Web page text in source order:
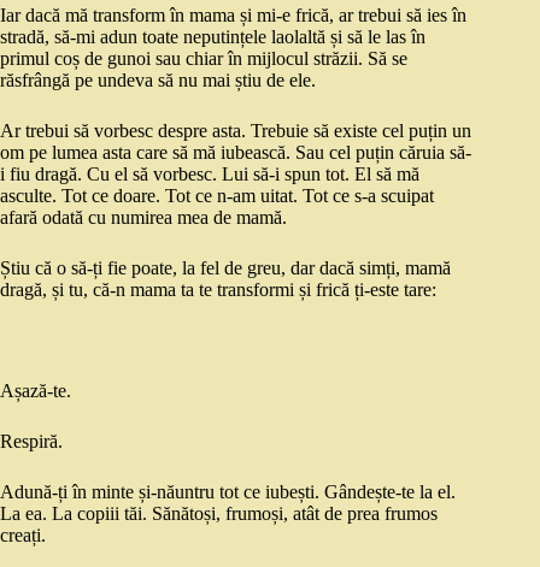
Iar dacă mă transform în mama și mi-e frică, ar trebui să ies în
stradă, să-mi adun toate neputințele laolaltă și să le las în
primul coș de gunoi sau chiar în mijlocul străzii. Să se
răsfrângă pe undeva să nu mai știu de ele.
Ar trebui să vorbesc despre asta. Trebuie să existe cel puțin un
om pe lumea asta care să mă iubească. Sau cel puțin căruia să-
i fiu dragă. Cu el să vorbesc. Lui să-i spun tot. El să mă
asculte. Tot ce doare. Tot ce n-am uitat. Tot ce s-a scuipat
afară odată cu numirea mea de mamă.
Știu că o să-ți fie poate, la fel de greu, dar dacă simți, mamă
dragă, și tu, că-n mama ta te transformi și frică ți-este tare:
Așază-te.
Respiră.
Adună-ți în minte și-năuntru tot ce iubești. Gândește-te la el.
La ea. La copiii tăi. Sănătoși, frumoși, atât de prea frumos
creați.